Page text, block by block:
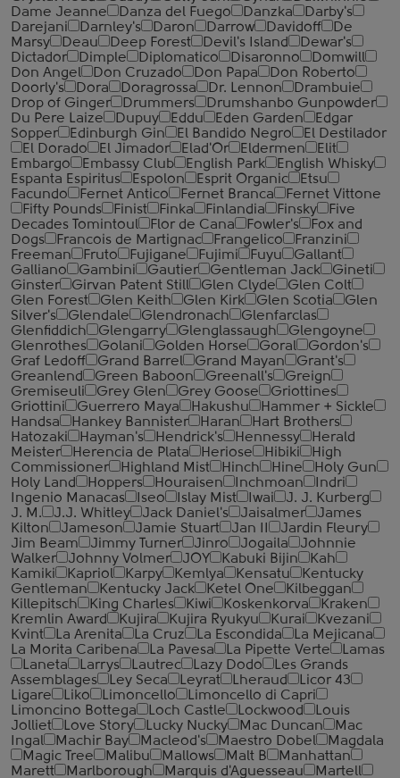
Dame Jeanne
Danza del Fuego Danzka
Darby's
Darejani
Darnley's Daron Darrow Davidoff
De
Marsy
Deau Deep Forest Devil's Island
Dewar's
Dictador
Dimple Diplomatico Disaronno
Domwill
Don Angel
Don Cruzado Don Papa
Don Roberto
Doorly's
Dora Doragrossa Dr. Lennon
Drambuie
Drop of Ginger
Drummers
Drumshanbo Gunpowder
Du Pere Laize
Dupuy Eddu Eden Garden
Edgar
Sopper
Edinburgh Gin El Bandido Negro
El Destilador
El Dorado
El Jimador Elad'Or Eldermen
Elit
Embargo
Embassy Club English Park
English Whisky
Espanta Espiritus
Espolon Esprit Organic
Etsu
Facundo
Fernet Antico Fernet Branca
Fernet Vittone
Fifty Pounds
Finist Finka Finlandia Finsky
Five
Decades Tomintoul
Flor de Cana Fowler's
Fox and
Dogs
Francois de Martignac Frangelico
Franzini
Freeman
Fruto Fujigane Fujimi Fuyu
Gallant
Galliano
Gambini Gautier Gentleman Jack
Gineti
Ginster
Girvan Patent Still Glen Clyde
Glen Colt
Glen Forest
Glen Keith Glen Kirk Glen Scotia
Glen
Silver's
Glendale Glendronach
Glenfarclas
Glenfiddich
Glengarry Glenglassaugh
Glengoyne
Glenrothes
Golani Golden Horse Goral
Gordon's
Graf Ledoff
Grand Barrel Grand Mayan
Grant's
Greanlend
Green Baboon Greenall's
Greign
Gremiseuli
Grey Glen Grey Goose
Griottines
Griottini
Guerrero Maya Hakushu
Hammer + Sickle
Handsa
Hankey Bannister Haran
Hart Brothers
Hatozaki
Hayman's Hendrick's Hennessy
Herald
Meister
Herencia de Plata Heriose Hibiki
High
Commissioner
Highland Mist Hinch Hine
Holy Gun
Holy Land
Hoppers Houraisen Inchmoan
Indri
Ingenio Manacas
Iseo Islay Mist Iwai
J. J. Kurberg
J. M.
J.J. Whitley Jack Daniel's Jaisalmer
James
Kilton
Jameson Jamie Stuart Jan II
Jardin Fleury
Jim Beam
Jimmy Turner Jinro Jogaila
Johnnie
Walker
Johnny Volmer JOY Kabuki Bijin
Kah
Kamiki
Kapriol Karpy Kemlya Kensatu
Kentucky
Gentleman
Kentucky Jack Ketel One
Kilbeggan
Killepitsch
King Charles Kiwi Koskenkorva
Kraken
Kremlin Award
Kujira Kujira Ryukyu Kurai
Kvezani
Kvint
La Arenita La Cruz La Escondida
La Mejicana
La Morita Caribena
La Pavesa La Pipette Verte
Lamas
Laneta
Larrys Lautrec Lazy Dodo
Les Grands
Assemblages
Ley Seca Leyrat Lheraud
Licor 43
Ligare
Liko Limoncello
Limoncello di Capri
Limoncino Bottega
Loch Castle Lockwood
Louis
Jolliet
Love Story Lucky Nucky Mac Duncan
Mac
Ingal
Machir Bay Macleod's Maestro Dobel
Magdala
Magic Tree
Malibu Mallows Malt B
Manhattan
Marett
Marlborough Marquis d'Aguesseau
Martell